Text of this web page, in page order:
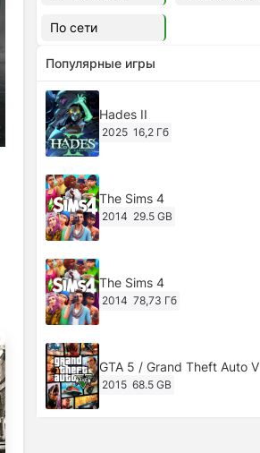
По сети
Популярные игры
Hades II
2025 16,2 Гб
The Sims 4
2014 29.5 GB
The Sims 4
2014 78,73 Гб
GTA 5 / Grand Theft Auto V
2015 68.5 GB